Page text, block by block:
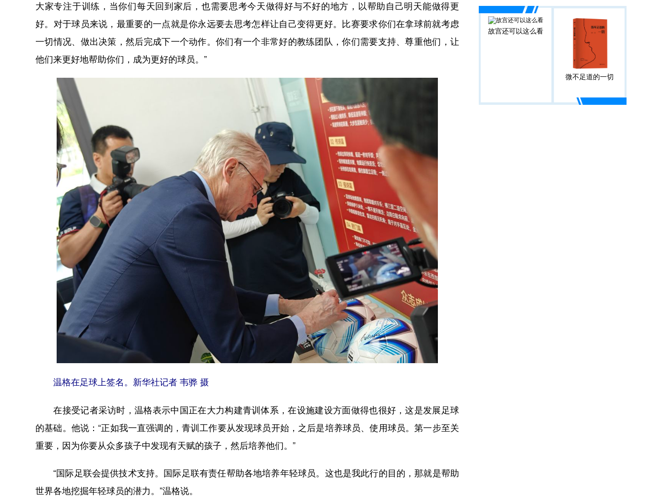
大家专注于训练，当你们每天回到家后，也需要思考今天做得好与不好的地方，以帮助自己明天能做得更
好。对于球员来说，最重要的一点就是你永远要去思考怎样让自己变得更好。比赛要求你们在拿球前就考虑
一切情况、做出决策，然后完成下一个动作。你们有一个非常好的教练团队，你们需要支持、尊重他们，让
他们来更好地帮助你们，成为更好的球员。”
温格在足球上签名。新华社记者 韦骅 摄
在接受记者采访时，温格表示中国正在大力构建青训体系，在设施建设方面做得也很好，这是发展足球
的基础。他说：“正如我一直强调的，青训工作要从发现球员开始，之后是培养球员、使用球员。第一步至关
重要，因为你要从众多孩子中发现有天赋的孩子，然后培养他们。”
“国际足联会提供技术支持。国际足联有责任帮助各地培养年轻球员。这也是我此行的目的，那就是帮助
世界各地挖掘年轻球员的潜力。”温格说。
故宫还可以这么看
微不足道的一切